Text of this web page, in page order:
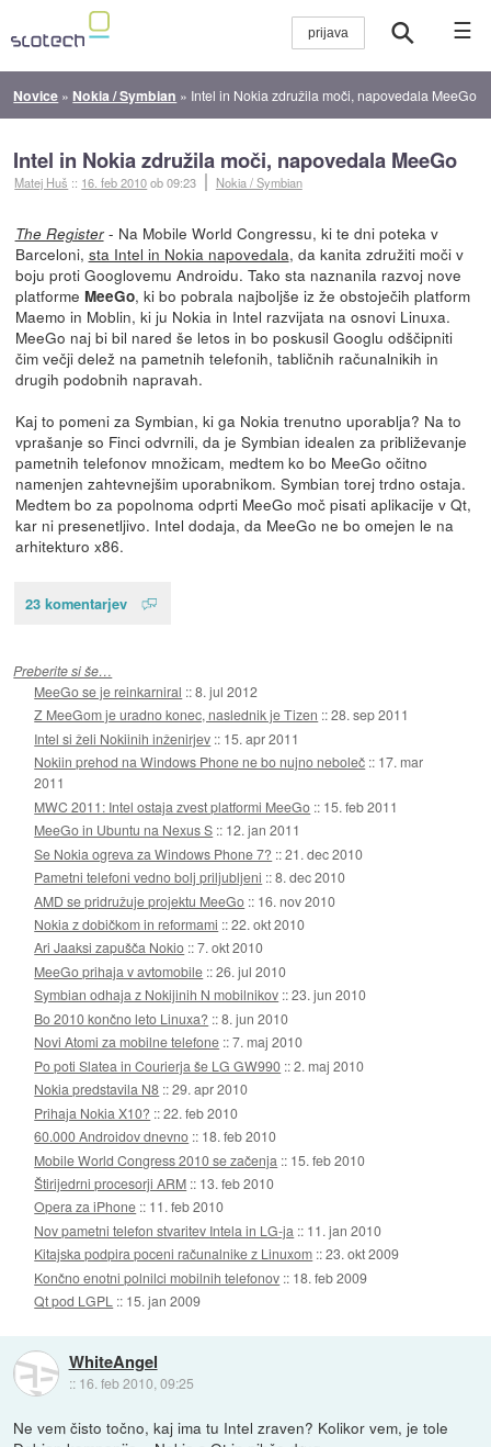
☰
Novice » Nokia / Symbian » Intel in Nokia združila moči, napovedala MeeGo
Intel in Nokia združila moči, napovedala MeeGo
Matej Huš :: 16. feb 2010ob 09:23 Nokia / Symbian
The Register- Na Mobile World Congressu, ki te dni poteka v
Barceloni, sta Intel in Nokia napovedala, da kanita združiti moči v
boju proti Googlovemu Androidu. Tako sta naznanila razvoj nove
platforme MeeGo, ki bo pobrala najboljše iz že obstoječih platform
Maemo in Moblin, ki ju Nokia in Intel razvijata na osnovi Linuxa.
MeeGo naj bi bil nared še letos in bo poskusil Googlu odščipniti
čim večji delež na pametnih telefonih, tabličnih računalnikih in
drugih podobnih napravah.
Kaj to pomeni za Symbian, ki ga Nokia trenutno uporablja? Na to
vprašanje so Finci odvrnili, da je Symbian idealen za približevanje
pametnih telefonov množicam, medtem ko bo MeeGo očitno
namenjen zahtevnejšim uporabnikom. Symbian torej trdno ostaja.
Medtem bo za popolnoma odprti MeeGo moč pisati aplikacije v Qt,
kar ni presenetljivo. Intel dodaja, da MeeGo ne bo omejen le na
arhitekturo x86.
23 komentarjev
Preberite si še…
MeeGo se je reinkarniral ::8. jul 2012
Z MeeGom je uradno konec, naslednik je Tizen ::28. sep 2011
Intel si želi Nokiinih inženirjev :: 15. apr 2011
Nokiin prehod na Windows Phone ne bo nujno neboleč :: 17. mar
2011
MWC 2011: Intel ostaja zvest platformi MeeGo :: 15. feb 2011
MeeGo in Ubuntu na Nexus S :: 12. jan 2011
Se Nokia ogreva za Windows Phone 7? ::21. dec 2010
Pametni telefoni vedno bolj priljubljeni ::8. dec 2010
AMD se pridružuje projektu MeeGo :: 16. nov 2010
Nokia z dobičkom in reformami ::22. okt 2010
Ari Jaaksi zapušča Nokio ::7. okt 2010
MeeGo prihaja v avtomobile ::26. jul 2010
Symbian odhaja z Nokijinih N mobilnikov ::23. jun 2010
Bo 2010 končno leto Linuxa? ::8. jun 2010
Novi Atomi za mobilne telefone ::7. maj 2010
Po poti Slatea in Courierja še LG GW990 ::2. maj 2010
Nokia predstavila N8 ::29. apr 2010
Prihaja Nokia X10? ::22. feb 2010
60.000 Androidov dnevno :: 18. feb 2010
Mobile World Congress 2010 se začenja :: 15. feb 2010
Štirijedrni procesorji ARM :: 13. feb 2010
Opera za iPhone :: 11. feb 2010
Nov pametni telefon stvaritev Intela in LG-ja :: 11. jan 2010
Kitajska podpira poceni računalnike z Linuxom ::23. okt 2009
Končno enotni polnilci mobilnih telefonov :: 18. feb 2009
Qt pod LGPL :: 15. jan 2009
WhiteAngel
:: 16. feb 2010, 09:25
Ne vem čisto točno, kaj ima tu Intel zraven? Kolikor vem, je tole